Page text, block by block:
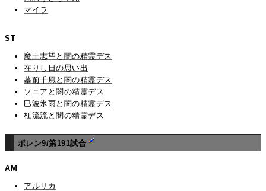
マイラ
ST
魔王志望と闇の精霊デス
在りし日の思い出
墓前千風と闇の精霊デス
ソニアと闇の精霊デス
巳波氷雨と闇の精霊デス
杠流流と闇の精霊デス
ポレン9/第191試合
AM
アルリカ